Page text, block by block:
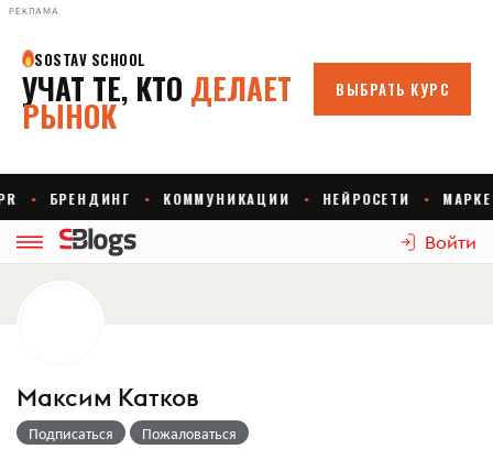
РЕКЛАМА
Войти
Максим Катков
Подписаться Пожаловаться